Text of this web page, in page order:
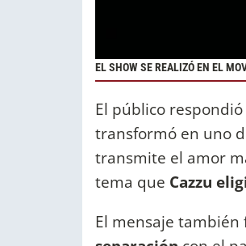
EL SHOW SE REALIZÓ EN EL
El público
transformó en uno
transmite el amor
tema que Cazzu
El mensaje